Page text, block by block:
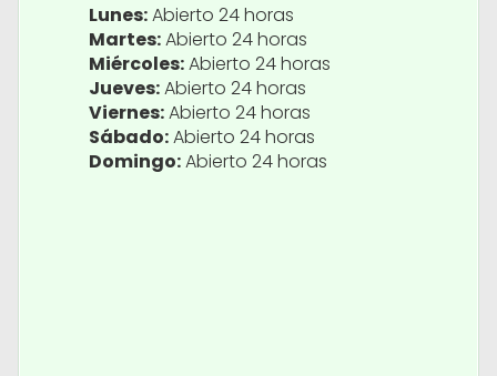
Lunes:Abierto 24 horas
Martes:Abierto 24 horas
Miércoles:Abierto 24 horas
Jueves:Abierto 24 horas
Viernes:Abierto 24 horas
Sábado:Abierto 24 horas
Domingo:Abierto 24 horas